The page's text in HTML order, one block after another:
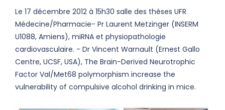
Le 17 décembre 2012 à 15h30 salle des thèses UFR
Médecine/Pharmacie- Pr Laurent Metzinger (INSERM
U1088, Amiens), miRNA et physiopathologie
cardiovasculaire. - Dr Vincent Warnault (Ernest Gallo
Centre, UCSF, USA), The Brain-Derived Neurotrophic
Factor Val/Met68 polymorphism increase the
vulnerability of compulsive alcohol drinking in mice.